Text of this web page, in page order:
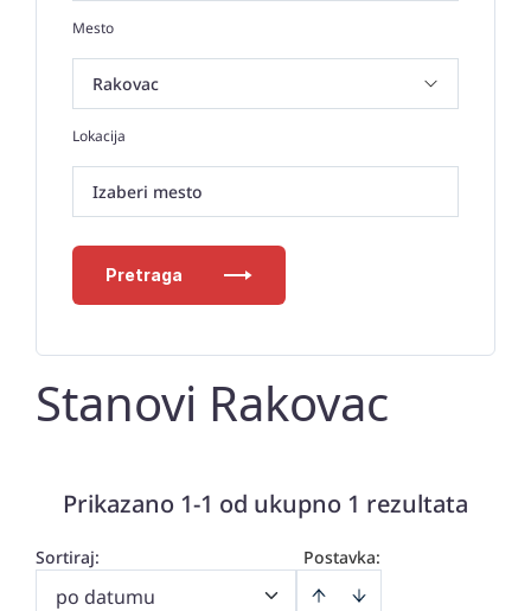
Mesto
Lokacija
Izaberi mesto
Pretraga
Stanovi Rakovac
Prikazano 1-1 od ukupno 1 rezultata
Postavka:
Sortiraj:
po datumu